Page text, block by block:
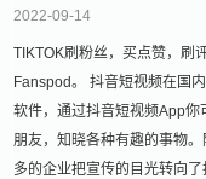
2022-09-14
TIKTOK刷粉丝，买点赞，刷
Fanspod。 抖音短视频在国
软件，通过抖音短视频App你
朋友，知晓各种有趣的事物
多的企业把宣传的目光转向了